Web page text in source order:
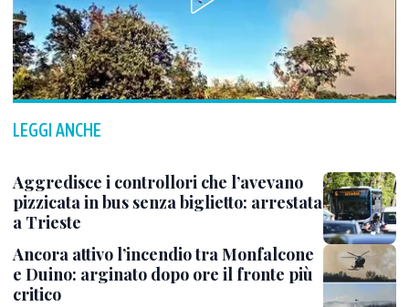
LEGGI ANCHE
Aggredisce i controllori che l’avevano
pizzicata in bus senza biglietto: arrestata
a Trieste
Ancora attivo l’incendio tra Monfalcone
e Duino: arginato dopo ore il fronte più
critico